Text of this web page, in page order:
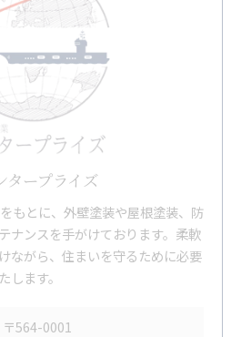
タープライズ
もとに、外壁塗装や屋根塗装、防
ナンスを手がけております。柔軟
ながら、住まいを守るために必要
します。
〒564-0001